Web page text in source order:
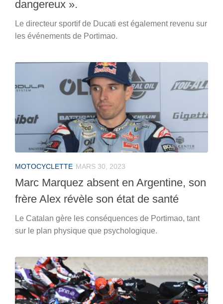
dangereux ».
Le directeur sportif de Ducati est également revenu sur
les événements de Portimao.
MOTOCYCLETTE MARS 30, 2023
Marc Marquez absent en Argentine, son
frère Alex révèle son état de santé
Le Catalan gère les conséquences de Portimao, tant
sur le plan physique que psychologique.